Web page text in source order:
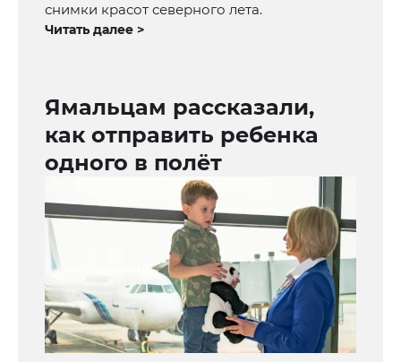
снимки красот северного лета.
Читать далее >
Ямальцам рассказали,
как отправить ребенка
одного в полёт